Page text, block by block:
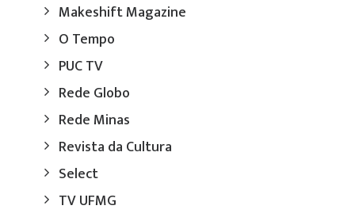
Makeshift Magazine
O Tempo
PUC TV
Rede Globo
Rede Minas
Revista da Cultura
Select
TV UFMG